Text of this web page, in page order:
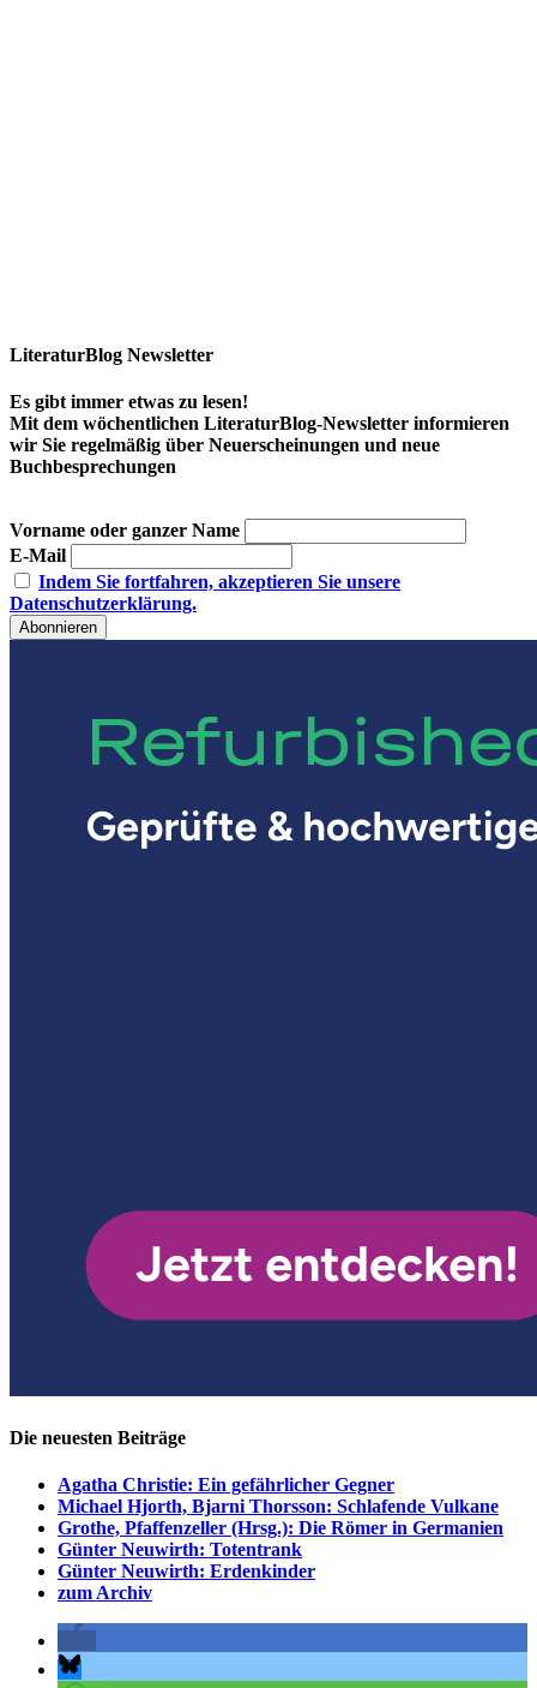
LiteraturBlog Newsletter
Es gibt immer etwas zu lesen!
Mit dem wöchentlichen LiteraturBlog-Newsletter informieren
wir Sie regelmäßig über Neuerscheinungen und neue
Buchbesprechungen
Vorname oder ganzer Name
E-Mail
Indem Sie fortfahren, akzeptieren Sie unsere
Datenschutzerklärung.
Die neuesten Beiträge
Agatha Christie: Ein gefährlicher Gegner
Michael Hjorth, Bjarni Thorsson: Schlafende Vulkane
Grothe, Pfaffenzeller (Hrsg.): Die Römer in Germanien
Günter Neuwirth: Totentrank
Günter Neuwirth: Erdenkinder
zum Archiv